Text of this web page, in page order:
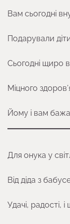
Вам сьогодні
Подарували
Сьогодні щиро
Міцного
Йому і вам
Для онука у
Від діда з
Удачі, радості, і